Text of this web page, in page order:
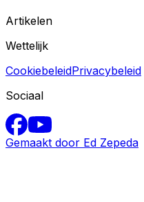
Artikelen
Wettelijk
CookiebeleidPrivacybeleid
Sociaal
Gemaakt door Ed Zepeda